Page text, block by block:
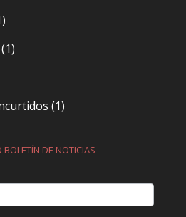
(1)
(1)
BOLETÍN DE NOTICIAS